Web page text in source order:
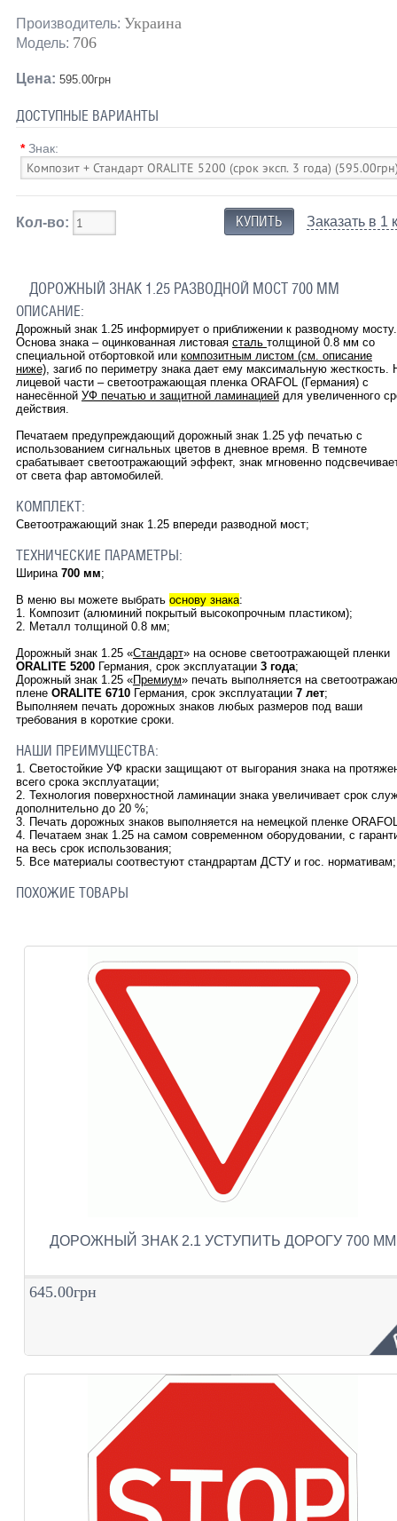
Производитель: Украина
Модель: 706
Цена: 595.00грн
ДОСТУПНЫЕ ВАРИАНТЫ
* Знак:
Кол-во: Заказать в 1
ДОРОЖНЫЙ ЗНАК 1.25 РАЗВОДНОЙ МОСТ 700 ММ
ОПИСАНИЕ:
Дорожный знак 1.25 информирует о приближении к разводному мосту.
Основа знака – оцинкованная листовая сталь толщиной 0.8 мм со
специальной отбортовкой или композитным листом (см. описание
ниже), загиб по периметру знака дает ему максимальную жесткость.
лицевой части – светоотражающая пленка ORAFOL (Германия) с
нанесённой УФ печатью и защитной ламинациейдля увеличенного
действия.
Печатаем предупреждающий дорожный знак 1.25 уф печатью с
использованием сигнальных цветов в дневное время. В темноте
срабатывает светоотражающий эффект, знак мгновенно
от света фар автомобилей.
КОМПЛЕКТ:
Светоотражающий знак 1.25 впереди разводной мост;
ТЕХНИЧЕСКИЕ ПАРАМЕТРЫ:
Ширина 700 мм;
В меню вы можете выбрать основу знака:
1. Композит (алюминий покрытый высокопрочным пластиком);
2. Металл толщиной 0.8 мм;
Дорожный знак 1.25 «Стандарт» на основе светоотражающей пленки
ORALITE 5200Германия, срок эксплуатации 3 года;
Дорожный знак 1.25 «Премиум» печать выполняется на
плене ORALITE 6710Германия, срок эксплуатации 7 лет;
Выполняем печать дорожных знаков любых размеров под ваши
требования в короткие сроки.
НАШИ ПРЕИМУЩЕСТВА:
1. Светостойкие УФ краски защищают от выгорания знака на
всего срока эксплуатации;
2. Технология поверхностной ламинации знака увеличивает срок
дополнительно до 20 %;
3. Печать дорожных знаков выполняется на немецкой пленке
4. Печатаем знак 1.25 на самом современном оборудовании, с
на весь срок использования;
5. Все материалы соотвестуют стандрартам ДСТУ и гос. нормативам;
ПОХОЖИЕ ТОВАРЫ
ДОРОЖНЫЙ ЗНАК 2.1 УСТУПИТЬ ДОРОГУ 700 ММ
645.00грн